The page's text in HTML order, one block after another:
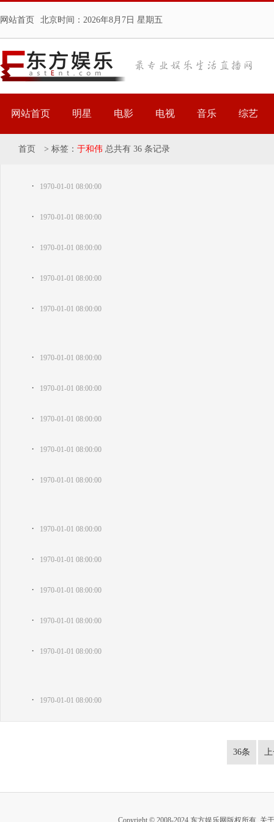
网站首页 北京时间： 2026年8月7日 星期五
网站首页 明星 电影 电视 音乐 综艺
首页 > 标签： 于和伟 总共有 36 条记录
· 1970-01-01 08:00:00
· 1970-01-01 08:00:00
· 1970-01-01 08:00:00
· 1970-01-01 08:00:00
· 1970-01-01 08:00:00
· 1970-01-01 08:00:00
· 1970-01-01 08:00:00
· 1970-01-01 08:00:00
· 1970-01-01 08:00:00
· 1970-01-01 08:00:00
· 1970-01-01 08:00:00
· 1970-01-01 08:00:00
· 1970-01-01 08:00:00
· 1970-01-01 08:00:00
· 1970-01-01 08:00:00
· 1970-01-01 08:00:00
36条
Copyright © 2008-2024 东方娱乐网版权所有 关